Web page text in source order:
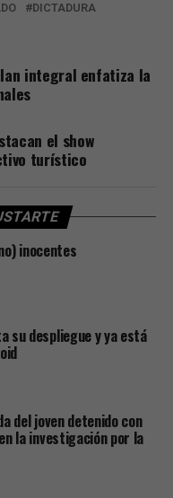
DICTADURA
integral enfatiza la
el show
turístico
inocentes
su despliegue y ya está
del joven detenido con
la investigación por la